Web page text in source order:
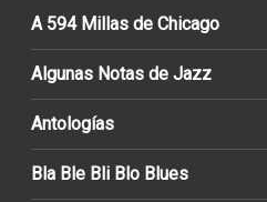
A 594 Millas de Chicago
Algunas Notas de Jazz
Antologías
Bla Ble Bli Blo Blues